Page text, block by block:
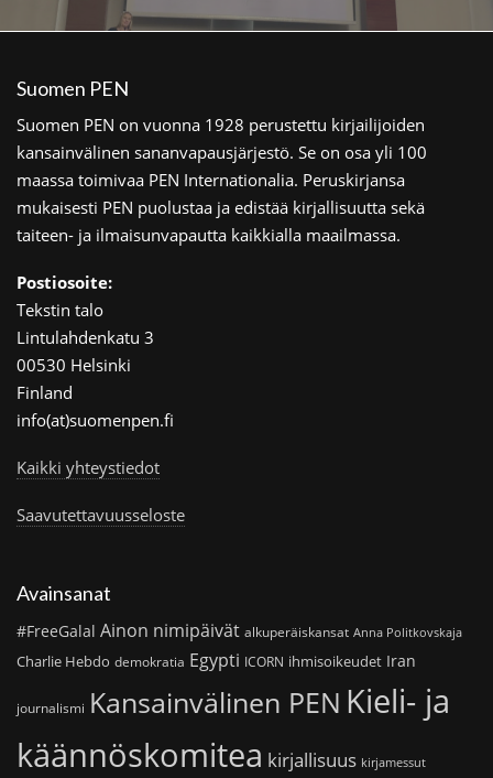
Suomen PEN
Suomen PEN on vuonna 1928 perustettu kirjailijoiden
kansainvälinen sananvapausjärjestö. Se on osa yli 100
maassa toimivaa PEN Internationalia. Peruskirjansa
mukaisesti PEN puolustaa ja edistää kirjallisuutta sekä
taiteen- ja ilmaisunvapautta kaikkialla maailmassa.
Postiosoite:
Tekstin talo
Lintulahdenkatu 3
00530 Helsinki
Finland
info(at)suomenpen.fi
Kaikki yhteystiedot
Saavutettavuusseloste
Avainsanat
#FreeGalal Ainon nimipäivät alkuperäiskansat Anna Politkovskaja
Charlie Hebdo demokratia Egypti ICORN ihmisoikeudet Iran
journalismi Kansainvälinen PEN Kieli- ja
käännöskomitea kirjallisuus kirjamessut